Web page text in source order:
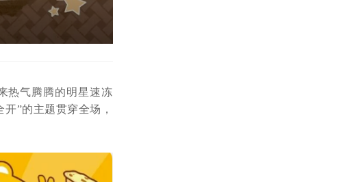
热气腾腾的明星速冻
”的主题贯穿全场，